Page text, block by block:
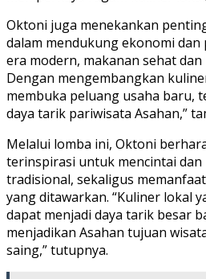
Oktoni juga menekankan
dalam mendukung ekonomi dan
era modern, makanan sehat
Dengan mengembangkan
membuka peluang usaha baru,
daya tarik pariwisata Asahan,”
Melalui lomba ini, Oktoni
terinspirasi untuk mencintai
tradisional, sekaligus
yang ditawarkan. “Kuliner lokal
dapat menjadi daya tarik besar
menjadikan Asahan tujuan
saing,” tutupnya.